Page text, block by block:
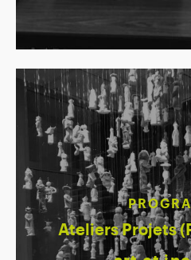
Ateliers Projets